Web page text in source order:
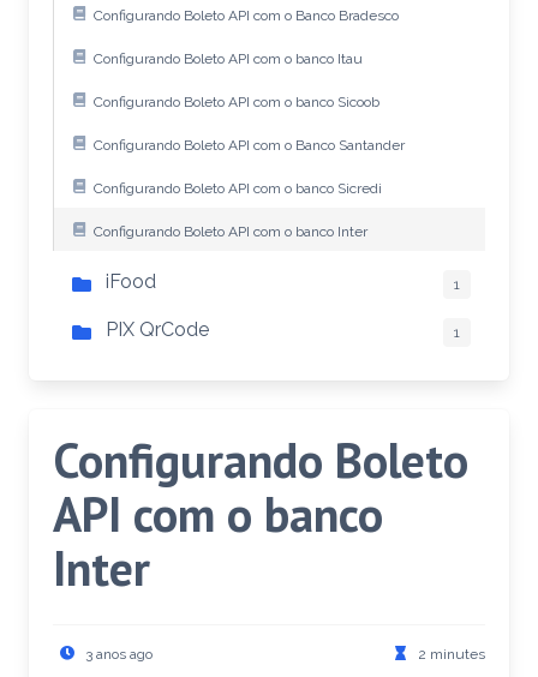
Configurando Boleto API com o Banco Bradesco
Configurando Boleto API com o banco Itau
Configurando Boleto API com o banco Sicoob
Configurando Boleto API com o Banco Santander
Configurando Boleto API com o banco Sicredi
Configurando Boleto API com o banco Inter
iFood 1
PIX QrCode 1
Configurando Boleto
API com o banco
Inter
3 anos ago 2 minutes